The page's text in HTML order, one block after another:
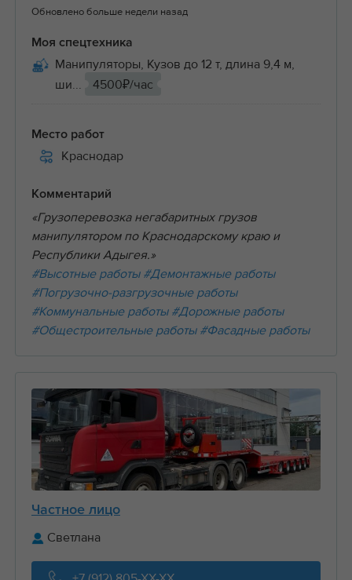
Обновлено больше недели назад
Моя спецтехника
Манипуляторы, Кузов до 12 т, длина 9,4 м,
ши...
4500₽/час
Место работ
Краснодар
Комментарий
«Грузоперевозка негабаритных грузов
манипулятором по Краснодарскому краю и
Республики Адыгея.»
#Высотные работы #Демонтажные работы
#Погрузочно-разгрузочные работы
#Коммунальные работы #Дорожные работы
#Общестроительные работы #Фасадные работы
Частное лицо
Светлана